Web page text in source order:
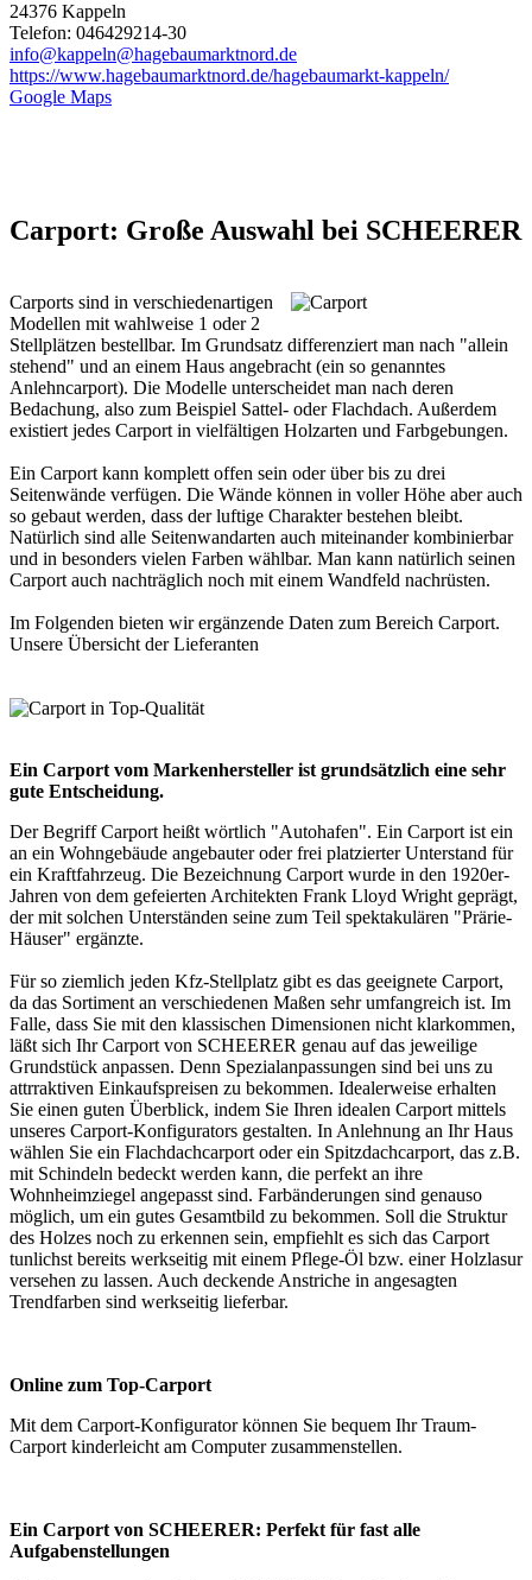
24376 Kappeln
Telefon: 046429214-30
info@kappeln@hagebaumarktnord.de
https://www.hagebaumarktnord.de/hagebaumarkt-kappeln/
Google Maps
Carport: Große Auswahl bei SCHEERER
Carports sind in verschiedenartigen
Modellen mit wahlweise 1 oder 2
Stellplätzen bestellbar. Im Grundsatz differenziert man nach "allein
stehend" und an einem Haus angebracht (ein so genanntes
Anlehncarport). Die Modelle unterscheidet man nach deren
Bedachung, also zum Beispiel Sattel- oder Flachdach. Außerdem
existiert jedes Carport in vielfältigen Holzarten und Farbgebungen.
Ein Carport kann komplett offen sein oder über bis zu drei
Seitenwände verfügen. Die Wände können in voller Höhe aber auch
so gebaut werden, dass der luftige Charakter bestehen bleibt.
Natürlich sind alle Seitenwandarten auch miteinander kombinierbar
und in besonders vielen Farben wählbar. Man kann natürlich seinen
Carport auch nachträglich noch mit einem Wandfeld nachrüsten.
Im Folgenden bieten wir ergänzende Daten zum Bereich Carport.
Unsere Übersicht derLieferanten
Ein Carport vom Markenhersteller ist grundsätzlich eine sehr
gute Entscheidung.
Der Begriff Carport heißt wörtlich "Autohafen". Ein Carport ist ein
an ein Wohngebäude angebauter oder frei platzierter Unterstand für
ein Kraftfahrzeug. Die Bezeichnung Carport wurde in den 1920er-
Jahren von dem gefeierten Architekten Frank Lloyd Wright geprägt,
der mit solchen Unterständen seine zum Teil spektakulären "Prärie-
Häuser" ergänzte.
Für so ziemlich jeden Kfz-Stellplatz gibt es das geeignete Carport,
da das Sortiment an verschiedenen Maßen sehr umfangreich ist. Im
Falle, dass Sie mit den klassischen Dimensionen nicht klarkommen,
läßt sich Ihr Carport von SCHEERER genau auf das jeweilige
Grundstück anpassen. Denn Spezialanpassungen sind bei uns zu
attrraktiven Einkaufspreisen zu bekommen. Idealerweise erhalten
Sie einen guten Überblick, indem Sie Ihren idealen Carport mittels
unseres Carport-Konfigurators gestalten. In Anlehnung an Ihr Haus
wählen Sie ein Flachdachcarport oder ein Spitzdachcarport, das z.B.
mit Schindeln bedeckt werden kann, die perfekt an ihre
Wohnheimziegel angepasst sind. Farbänderungen sind genauso
möglich, um ein gutes Gesamtbild zu bekommen. Soll die Struktur
des Holzes noch zu erkennen sein, empfiehlt es sich das Carport
tunlichst bereits werkseitig mit einem Pflege-Öl bzw. einer Holzlasur
versehen zu lassen. Auch deckende Anstriche in angesagten
Trendfarben sind werkseitig lieferbar.
Online zum Top-Carport
Mit dem Carport-Konfiguratorkönnen Sie bequem Ihr Traum-
Carport kinderleicht am Computer zusammenstellen.
Ein Carport von SCHEERER: Perfekt für fast alle
Aufgabenstellungen